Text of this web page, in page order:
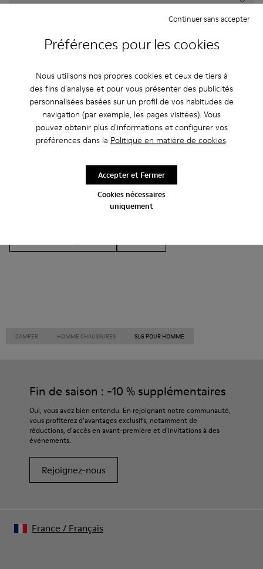
Préférences pour les cookies
Nous utilisons nos propres cookies et ceux de tiers à
des fins d'analyse et pour vous présenter des publicités
personnalisées basées sur un profil de vos habitudes de
navigation (par exemple, les pages visitées). Vous
pouvez obtenir plus d'informations et configurer vos
préférences dans la Politique en matière de cookies.
Cookies nécessaires
uniquement
Continuer sans accepter
Accepter et Fermer
Homme Camper?
Autres Catégories
Bottines Non Leather
Ballerines
Chaussures à lacets
Mocassins
Bottes
Chaussures casual
CAMPER HOMME CHAUSSURES SLG POUR HOMME
Fin de saison : -10 % supplémentaires
Oui, vous avez bien entendu. En rejoignant notre communauté,
vous profiterez d’avantages exclusifs, notamment de
réductions, d’accès en avant-première et d’invitations à des
événements.
Rejoignez-nous
France / Français